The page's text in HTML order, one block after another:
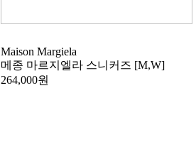
Maison Margiela
메종 마르지엘라 스니커즈 [M,W]
264,000원